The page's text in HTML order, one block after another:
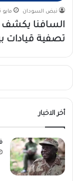
نبض السودان مايو 16, 2026
السافنا يكشف
تصفية قيادات
أخر الاخبار